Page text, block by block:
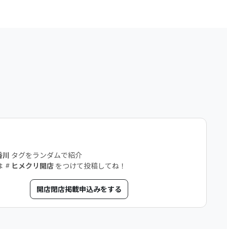
川 タグをランダムで紹介
ヒメクリ開店 をつけて投稿してね！
開店閉店掲載申込みをする